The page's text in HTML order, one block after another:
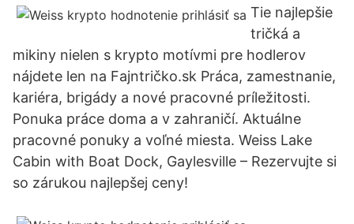
Tie najlepšie
tričká a
mikiny nielen s krypto motívmi pre hodlerov
nájdete len na Fajntričko.sk Práca, zamestnanie,
kariéra, brigády a nové pracovné príležitosti.
Ponuka práce doma a v zahraničí. Aktuálne
pracovné ponuky a voľné miesta. Weiss Lake
Cabin with Boat Dock, Gaylesville – Rezervujte si
so zárukou najlepšej ceny!